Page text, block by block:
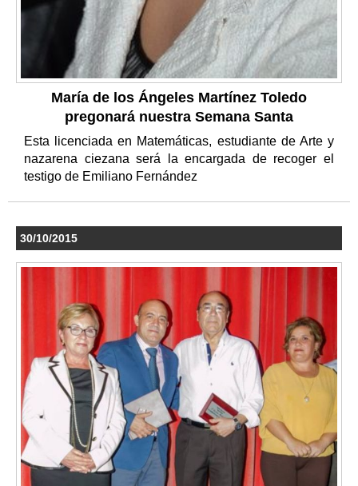
María de los Ángeles Martínez Toledo
pregonará nuestra Semana Santa
Esta licenciada en Matemáticas, estudiante de Arte y
nazarena ciezana será la encargada de recoger el
testigo de Emiliano Fernández
30/10/2015